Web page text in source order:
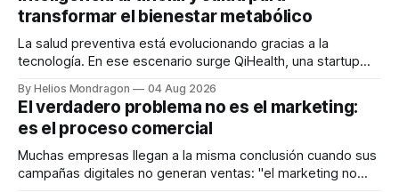
transformar el bienestar metabólico
La salud preventiva está evolucionando gracias a la
tecnología. En ese escenario surge QiHealth, una startup
dispositivos inteligentes, inteligencia artificial y monitoreo
en tiempo real para ayudar a las personas a tomar mejores
decisiones sobre su salud metabólica. Su propuesta busca
responder
By Helios Mondragon 04 Aug 2026
El verdadero problema no es el marketing:
es el proceso comercial
Muchas empresas llegan a la misma conclusión cuando sus
campañas digitales no generan ventas: "el marketing no